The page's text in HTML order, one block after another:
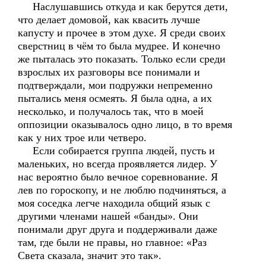
Наслушавшись откуда и как берутся дети,
что делает домовой, как квасить лучше
капусту и прочее в этом духе. Я среди своих
сверстниц в чём то была мудрее. И конечно
же пыталась это показать. Только если среди
взрослых их разговоры все понимали и
подтверждали, мои подружки непременно
пытались меня осмеять. Я была одна, а их
несколько, и получалось так, что в моей
оппозиции оказывалось одно лицо, в то время
как у них трое или четверо.
Если собирается группа людей, пусть и
маленьких, но всегда проявляется лидер. У
нас вероятно было вечное соревнование. Я
лев по гороскопу, и не люблю подчиняться, а
моя соседка легче находила общий язык с
другими членами нашей «банды». Они
понимали друг друга и поддерживали даже
там, где были не правы, но главное: «Раз
Света сказала, значит это так».